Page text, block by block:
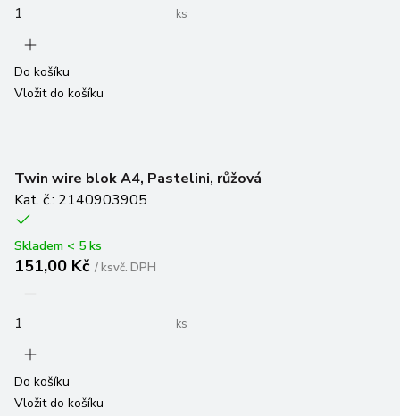
ks
Do košíku
Vložit do košíku
Twin wire blok A4, Pastelini, růžová
Kat. č.: 2140903905
Skladem < 5 ks
151,00 Kč /ksvč. DPH
ks
Do košíku
Vložit do košíku